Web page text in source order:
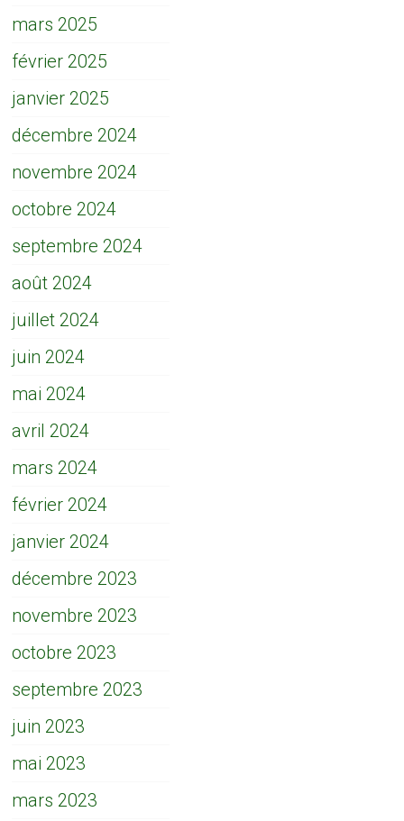
mars 2025
février 2025
janvier 2025
décembre 2024
novembre 2024
octobre 2024
septembre 2024
août 2024
juillet 2024
juin 2024
mai 2024
avril 2024
mars 2024
février 2024
janvier 2024
décembre 2023
novembre 2023
octobre 2023
septembre 2023
juin 2023
mai 2023
mars 2023